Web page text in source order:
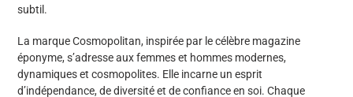
subtil.
La marque Cosmopolitan, inspirée par le célèbre magazine
éponyme, s’adresse aux femmes et hommes modernes,
dynamiques et cosmopolites. Elle incarne un esprit
d’indépendance, de diversité et de confiance en soi. Chaque